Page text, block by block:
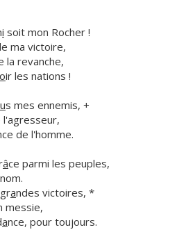
i soit mon Rocher !
ma victoire,
la revanche,
oir les nations !
us mes ennemis, +
l'agresseur,
de l'homme.
âce parmi les peuples,
andes victoires, *
messie,
ance, pour toujours.